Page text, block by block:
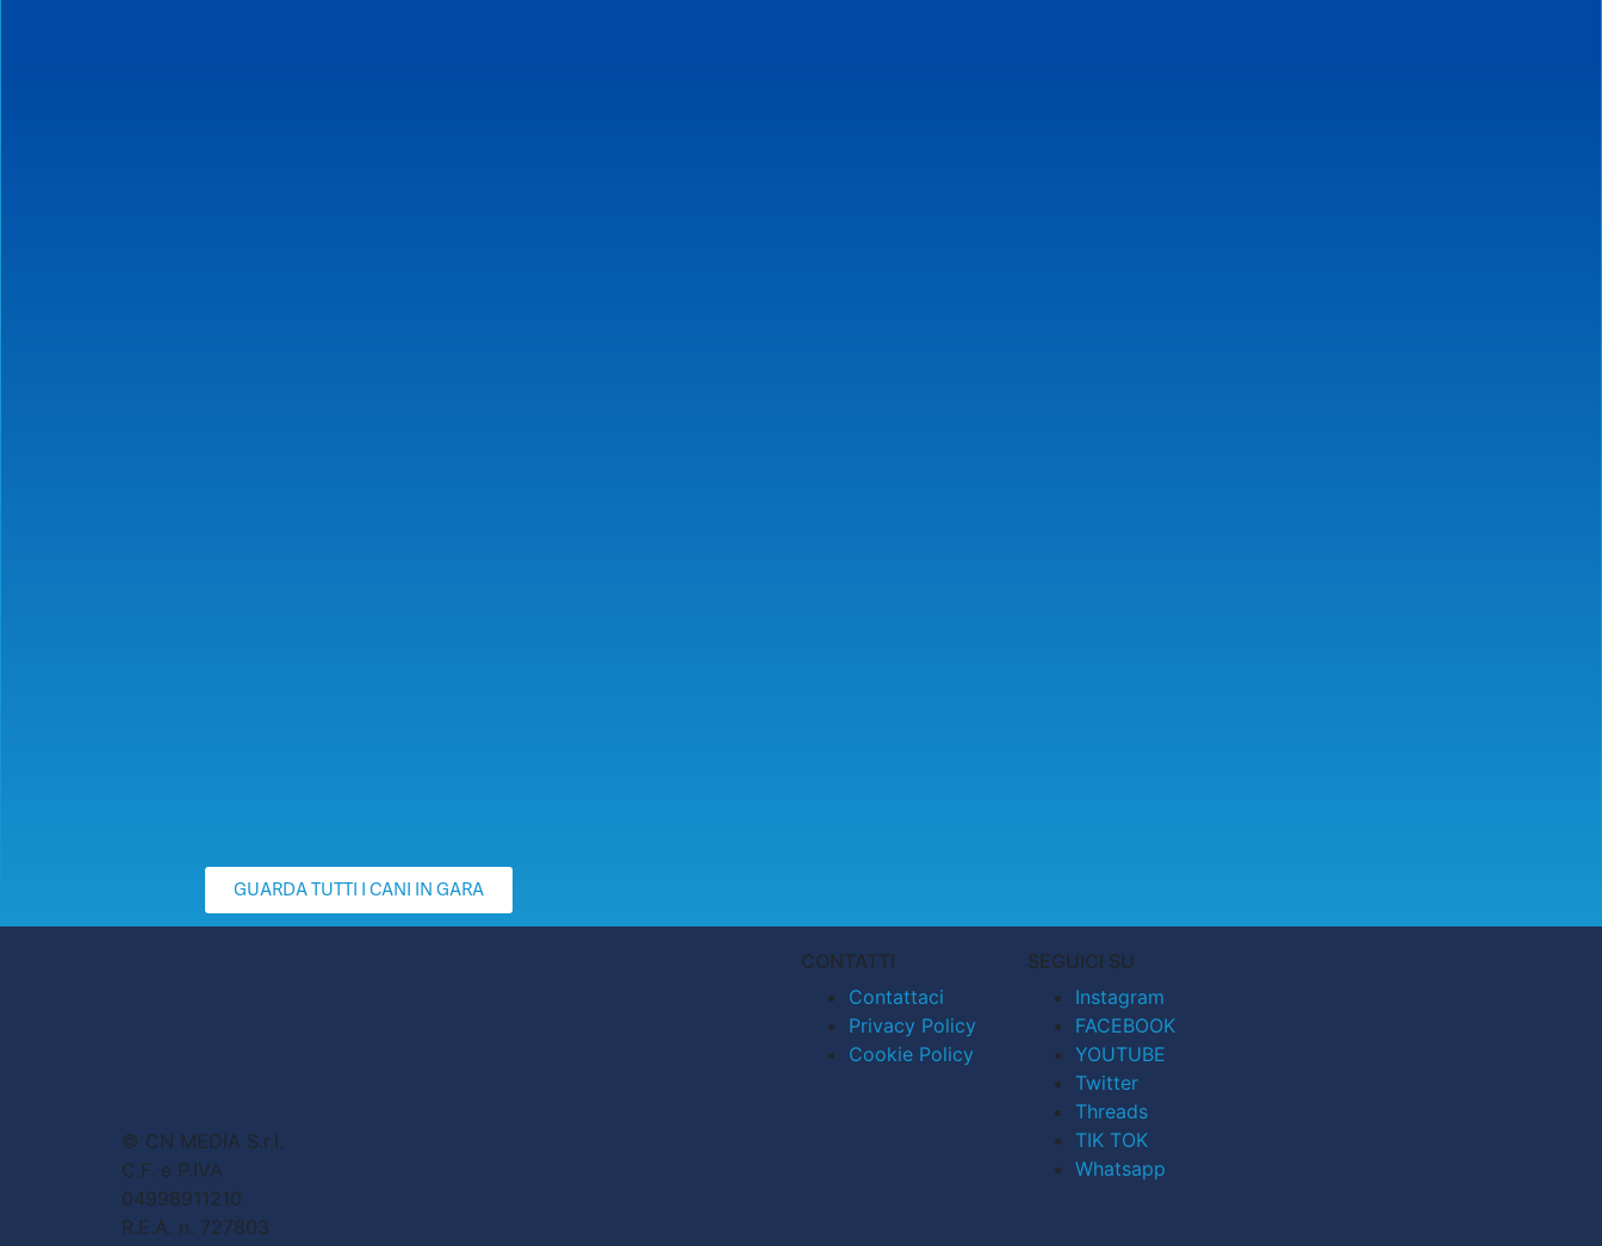
GUARDA TUTTI I CANI IN GARA
© CN MEDIA S.r.l.
C.F. e P.IVA
04998911210
R.E.A. n. 727803
CONTATTI
Contattaci
Privacy Policy
Cookie Policy
SEGUICI SU
Instagram
FACEBOOK
YOUTUBE
Twitter
Threads
TIK TOK
Whatsapp